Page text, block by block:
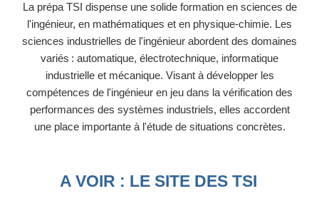
La prépa TSI dispense une solide formation en sciences de
l'ingénieur, en mathématiques et en physique-chimie. Les
sciences industrielles de l'ingénieur abordent des domaines
variés : automatique, électrotechnique, informatique
industrielle et mécanique. Visant à développer les
compétences de l'ingénieur en jeu dans la vérification des
performances des systèmes industriels, elles accordent
une place importante à l'étude de situations concrètes.
A VOIR : LE SITE DES TSI